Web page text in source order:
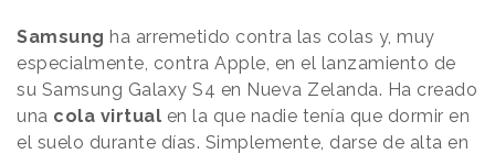
Samsung ha arremetido contra las colas y, muy
especialmente, contra Apple, en el lanzamiento de
su Samsung Galaxy S4 en Nueva Zelanda. Ha creado
una cola virtual en la que nadie tenía que dormir en
el suelo durante días. Simplemente, darse de alta en